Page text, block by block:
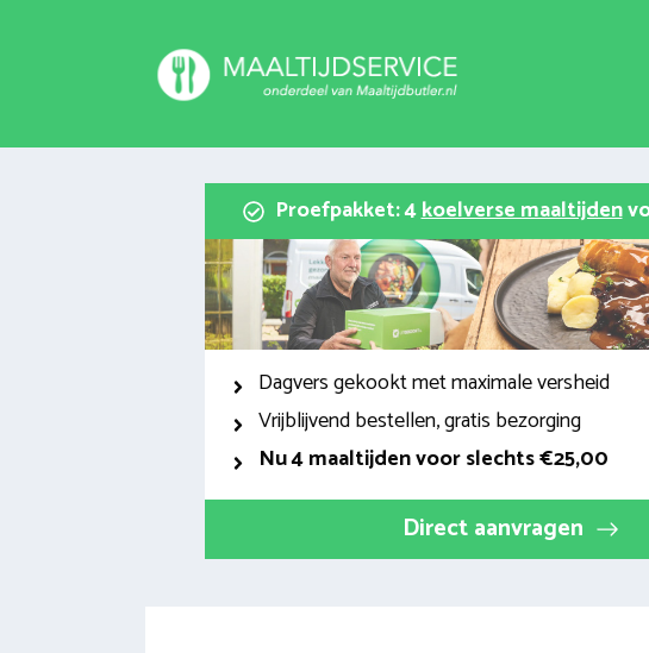
Proefpakket: 4koelverse maaltijden
Dagvers gekookt met maximale versheid
Vrijblijvend bestellen, gratis bezorging
Nu4 maaltijden voor slechts €25,00
Direct aanvragen